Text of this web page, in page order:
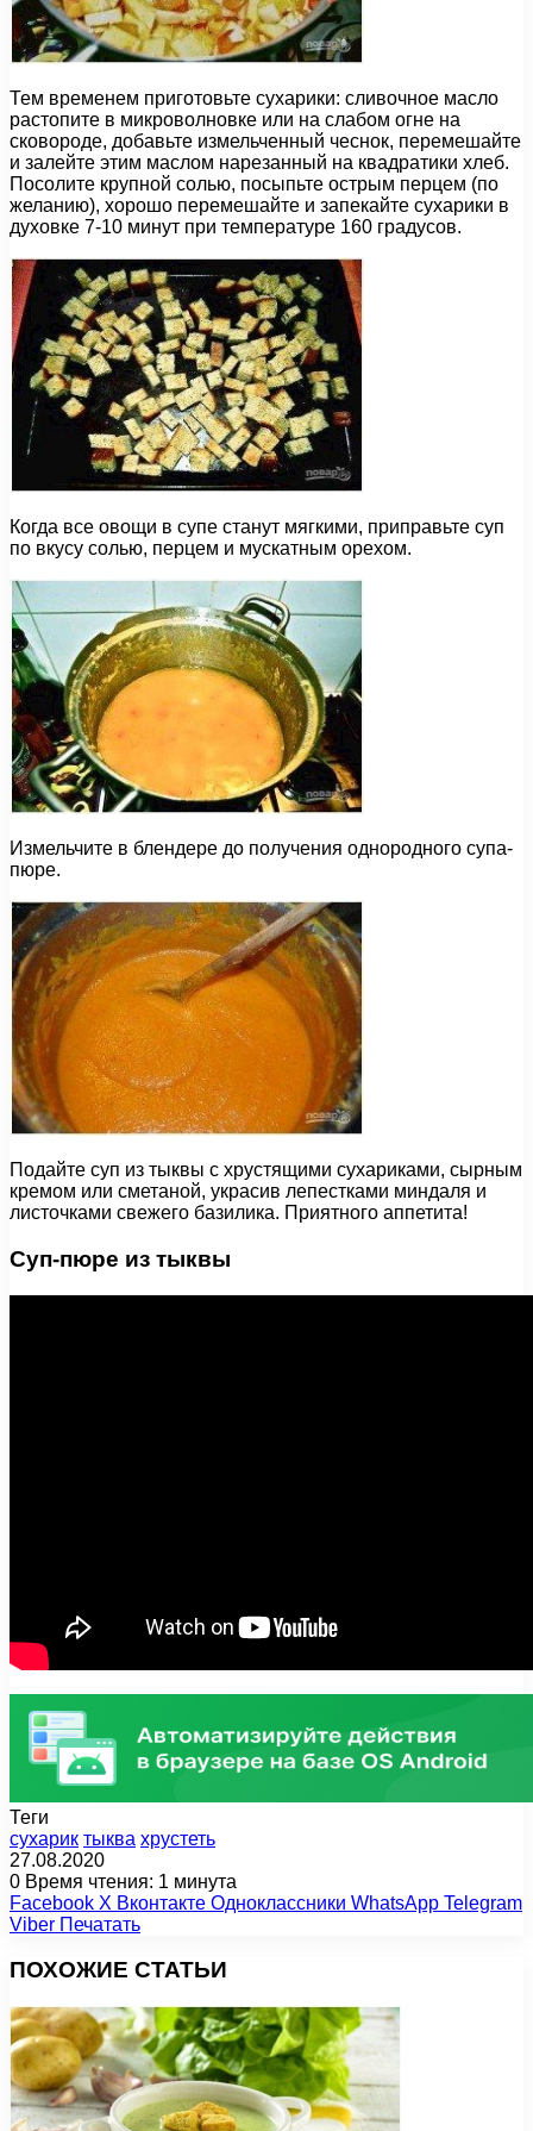
Тем временем приготовьте сухарики: сливочное масло
растопите в микроволновке или на слабом огне на
сковороде, добавьте измельченный чеснок, перемешайте
и залейте этим маслом нарезанный на квадратики хлеб.
Посолите крупной солью, посыпьте острым перцем (по
желанию), хорошо перемешайте и запекайте сухарики в
духовке 7-10 минут при температуре 160 градусов.
Когда все овощи в супе станут мягкими, приправьте суп
по вкусу солью, перцем и мускатным орехом.
Измельчите в блендере до получения однородного супа-
пюре.
Подайте суп из тыквы с хрустящими сухариками, сырным
кремом или сметаной, украсив лепестками миндаля и
листочками свежего базилика. Приятного аппетита!
Суп-пюре из тыквы
Теги
сухарик тыква хрустеть
27.08.2020
0 Время чтения: 1 минута
Facebook X Вконтакте Одноклассники WhatsApp Telegram
Viber Печатать
ПОХОЖИЕ СТАТЬИ